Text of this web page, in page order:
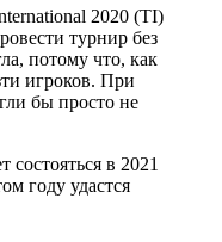
2020 (TI)
турнир без
потому что, как
игроков. При
бы просто не
в 2021
году удастся